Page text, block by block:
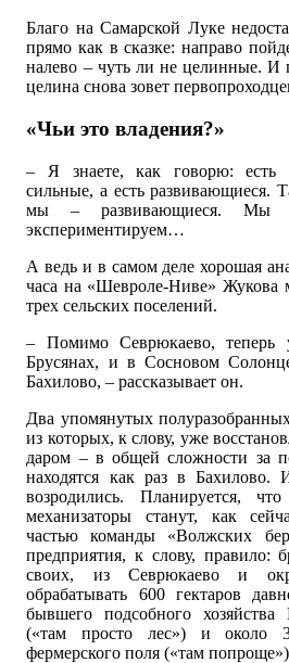
Благо на Самарской Луке
прямо как в сказке: направо
налево – чуть ли не целинные. И
целина снова зовет
«Чьи это владения?»
– Я знаете, как говорю: есть
сильные, а есть развивающиеся.
мы – развивающиеся. Мы
экспериментируем…
А ведь и в самом деле хорошая
часа на «Шевроле-Ниве» Жукова
трех сельских поселений.
– Помимо Севрюкаево,
Брусянах, и в Сосновом
Бахилово, – рассказывает он.
Два упомянутых
из которых, к слову, уже
даром – в общей сложности за
находятся как раз в Бахилово.
возродились. Планируется,
механизаторы станут, как
частью команды «Волжских
предприятия, к слову, правило:
своих, из Севрюкаево и
обрабатывать 600 гектаров
бывшего подсобного хозяйства
(«там просто лес») и около
фермерского поля («там